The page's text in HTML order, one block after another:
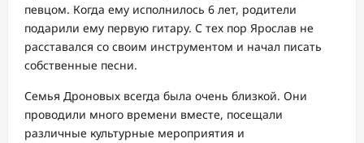
певцом. Когда ему исполнилось 6 лет, родители
подарили ему первую гитару. С тех пор Ярослав не
расставался со своим инструментом и начал писать
собственные песни.
Семья Дроновых всегда была очень близкой. Они
проводили много времени вместе, посещали
различные культурные мероприятия и